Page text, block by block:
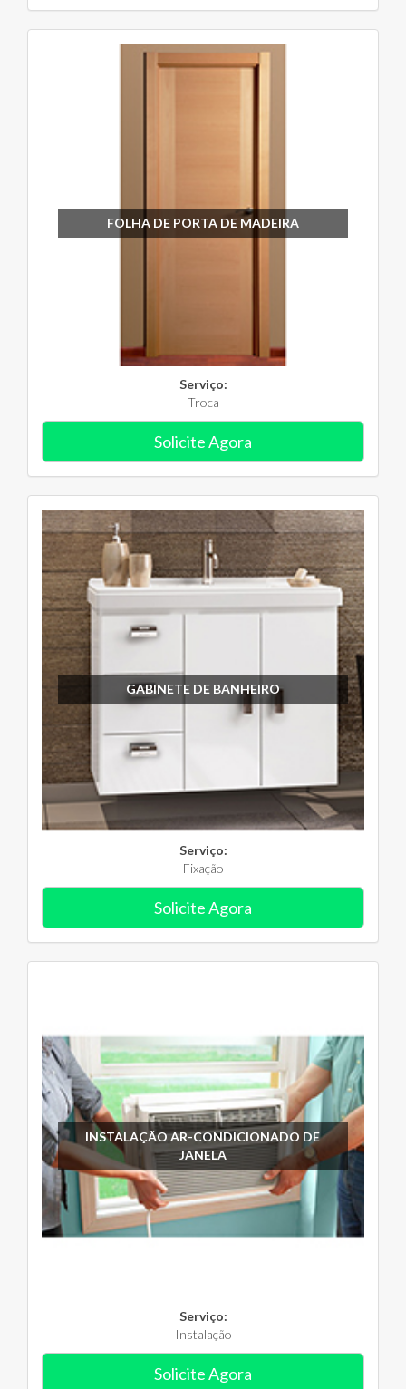
FOLHA DE PORTA DE MADEIRA
Serviço:
Troca
Solicite Agora
GABINETE DE BANHEIRO
Serviço:
Fixação
Solicite Agora
INSTALAÇÃO AR-CONDICIONADO DE
JANELA
Serviço:
Instalação
Solicite Agora